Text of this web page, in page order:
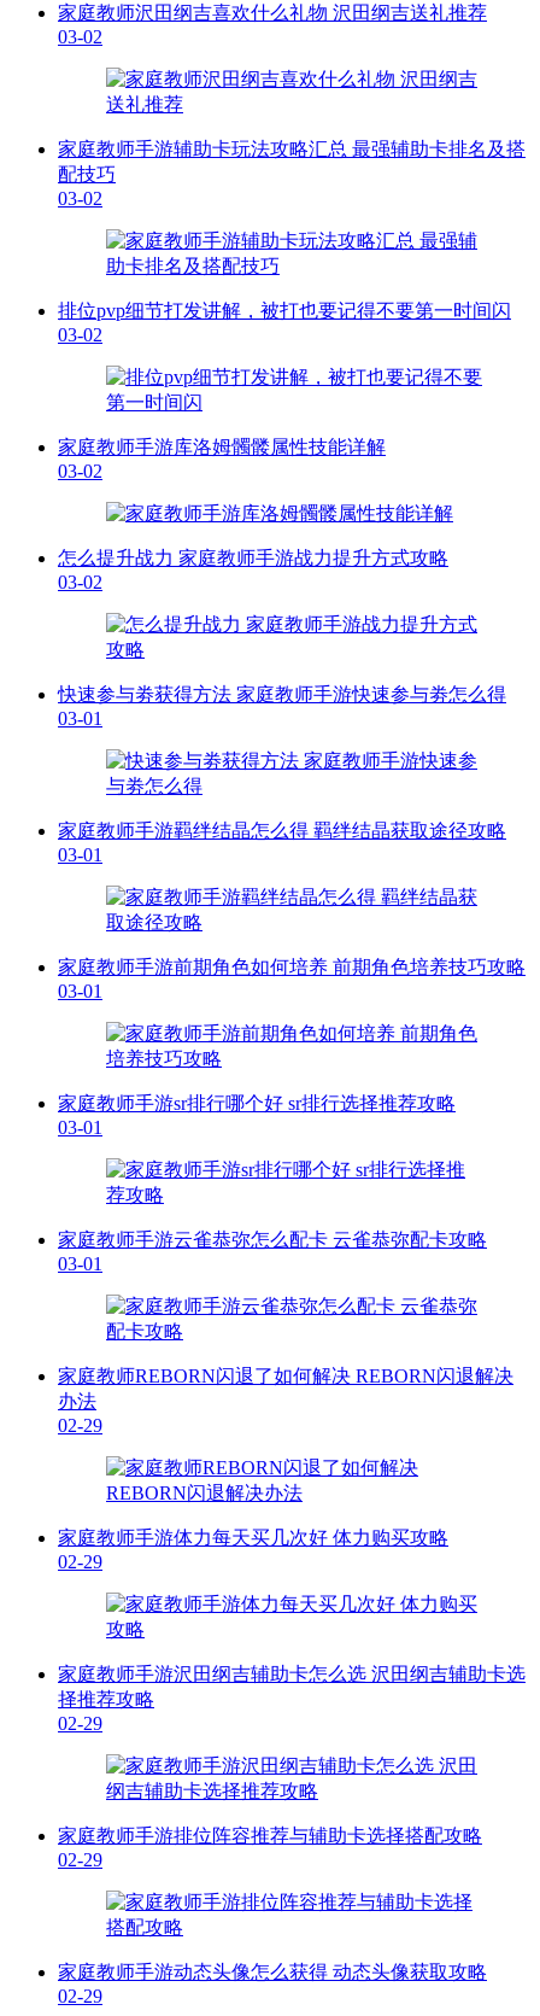
家庭教师沢田纲吉喜欢什么礼物 沢田纲吉送礼推荐
03-02
家庭教师手游辅助卡玩法攻略汇总 最强辅助卡排名及搭
配技巧
03-02
排位pvp细节打发讲解，被打也要记得不要第一时间闪
03-02
家庭教师手游库洛姆髑髅属性技能详解
03-02
怎么提升战力 家庭教师手游战力提升方式攻略
03-02
快速参与劵获得方法 家庭教师手游快速参与劵怎么得
03-01
家庭教师手游羁绊结晶怎么得 羁绊结晶获取途径攻略
03-01
家庭教师手游前期角色如何培养 前期角色培养技巧攻略
03-01
家庭教师手游sr排行哪个好 sr排行选择推荐攻略
03-01
家庭教师手游云雀恭弥怎么配卡 云雀恭弥配卡攻略
03-01
家庭教师REBORN闪退了如何解决 REBORN闪退解决
办法
02-29
家庭教师手游体力每天买几次好 体力购买攻略
02-29
家庭教师手游沢田纲吉辅助卡怎么选 沢田纲吉辅助卡选
择推荐攻略
02-29
家庭教师手游排位阵容推荐与辅助卡选择搭配攻略
02-29
家庭教师手游动态头像怎么获得 动态头像获取攻略
02-29